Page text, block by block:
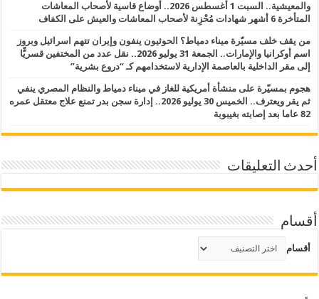
والمعيشية.. السبت 1 أغسطس 2026.. أوضاع قاسية لأصحاب المعاشات
المتأخرة 6 أشهر شهادات مُحْزِنة لأصحاب المعاشات والعيش على الكفاف
من يقف خلف مسيّرة ميناء دمياط؟ الحوثيون ينفون وإيران تتهم اسرائيل وبروز
اسم أوكرانيا والإمارات.. الجمعة 31 يوليو 2026.. نقل عدد من المختفين قسريًّا
إلى مقر الداخلية بالعاصمة الإدارية لاستخدامهم كـ “دروع بشرية”
هجوم بمسيّرة على منشأة أمريكية للغاز في ميناء دمياط والنظام المصري ينفي
ثم يقر ويعترف.. الخميس 30 يوليو 2026.. إدارة سجن بدر تمنع علاج معتقل عمره
82 عاما بعد إصابته بغيبوبة
أحدث التعليقات
أقسام
أقسام